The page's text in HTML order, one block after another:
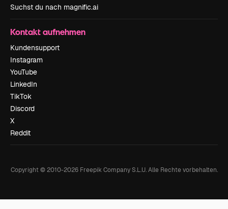
Suchst du nach magnific.ai
Kontakt aufnehmen
Kundensupport
Instagram
YouTube
LinkedIn
TikTok
Discord
X
Reddit
Copyright © 2010-2026Freepik Company S.L.U. Alle Rechte vorbehalten.